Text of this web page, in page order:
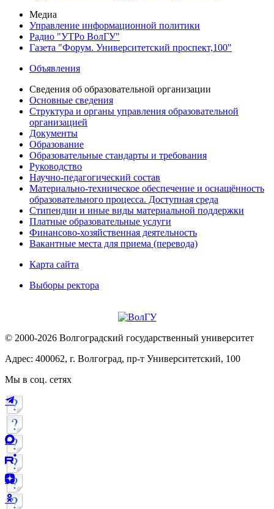
Медиа
Управление информационной политики
Радио "УТРо ВолГУ"
Газета "Форум. Университетский проспект,100"
Объявления
Сведения об образовательной организации
Основные сведения
Структура и органы управления образовательной
организацией
Документы
Образование
Образовательные стандарты и требования
Руководство
Научно-педагогический состав
Материально-техническое обеспечение и оснащённость
образовательного процесса. Доступная среда
Стипендии и иные виды материальной поддержки
Платные образовательные услуги
Финансово-хозяйственная деятельность
Вакантные места для приема (перевода)
Карта сайта
Выборы ректора
© 2000-2026 Волгоградский государственный университет
Адрес: 400062, г. Волгоград, пр-т Университетский, 100
Мы в соц. сетях